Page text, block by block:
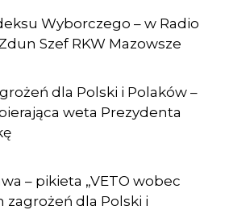
Wyborczego – w Radio
Szef RKW Mazowsze
dla Polski i Polaków –
weta Prezydenta
– pikieta „VETO wobec
zagrożeń dla Polski i